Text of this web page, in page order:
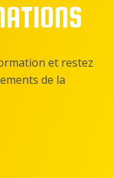
et restez
de la